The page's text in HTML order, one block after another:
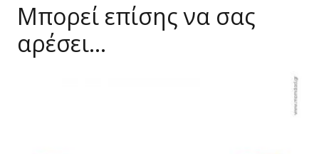
Μπορεί επίσης να σας
αρέσει…